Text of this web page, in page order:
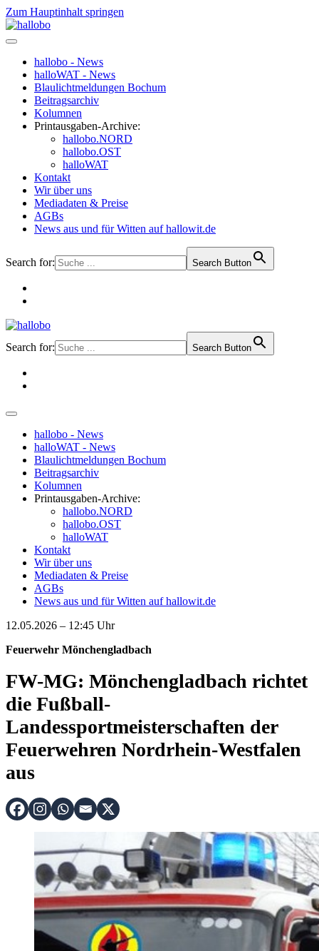
Zum Hauptinhalt springen
hallobo - News
halloWAT - News
Blaulichtmeldungen Bochum
Beitragsarchiv
Kolumnen
Printausgaben-Archive:
hallobo.NORD
hallobo.OST
halloWAT
Kontakt
Wir über uns
Mediadaten & Preise
AGBs
News aus und für Witten auf hallowit.de
Search for: Search Button
Search for: Search Button
hallobo - News
halloWAT - News
Blaulichtmeldungen Bochum
Beitragsarchiv
Kolumnen
Printausgaben-Archive:
hallobo.NORD
hallobo.OST
halloWAT
Kontakt
Wir über uns
Mediadaten & Preise
AGBs
News aus und für Witten auf hallowit.de
12.05.2026 – 12:45 Uhr
Feuerwehr Mönchengladbach
FW-MG: Mönchengladbach richtet
die Fußball-
Landessportmeisterschaften der
Feuerwehren Nordrhein-Westfalen
aus